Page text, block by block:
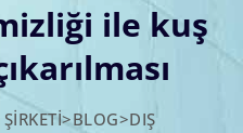
ile kuş
>BLOG>DIŞ